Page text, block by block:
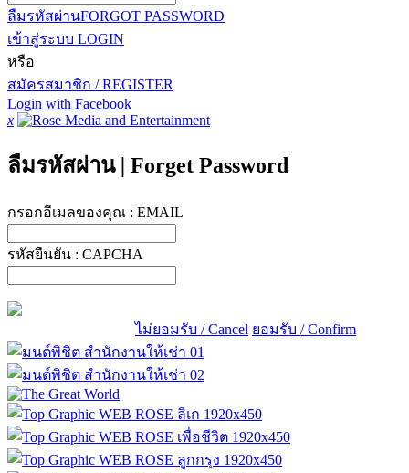
ลืมรหัสผ่านFORGOT PASSWORD
เข้าสู่ระบบ LOGIN
หรือ
สมัครสมาชิก / REGISTER
Login with Facebook
x
ลืมรหัสผ่าน | Forget Password
กรอกอีเมลของคุณ : EMAIL
รหัสยืนยัน : CAPCHA
ไม่ยอมรับ / Cancel ยอมรับ / Confirm